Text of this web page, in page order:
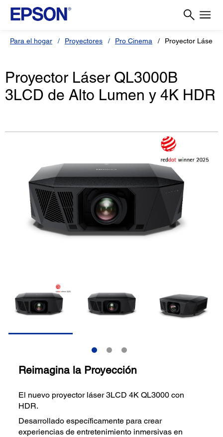
Para el hogar Proyectores Pro Cinema Proyector Láser
Proyector Láser QL3000B
3LCD de Alto Lumen y 4K HDR
Reimagina la Proyección
El nuevo proyector láser 3LCD 4K QL3000 con
HDR.
Desarrollado específicamente para crear
experiencias de entretenimiento inmersivas en